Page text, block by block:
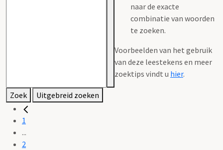
naar de exacte
combinatie van woorden
te zoeken.
Voorbeelden van het gebruik
van deze leestekens en meer
zoektips vindt u hier.
Zoek Uitgebreid zoeken
1
...
2